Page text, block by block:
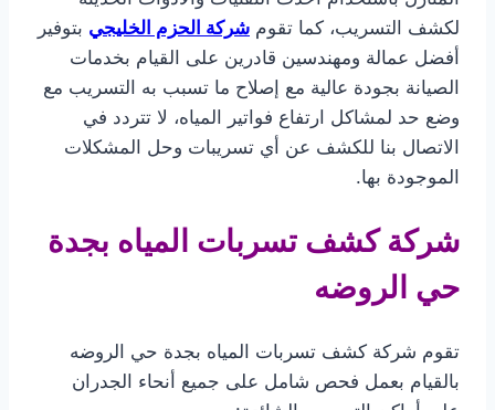
لكشف التسريب، كما تقوم شركة الحزم الخليجي بتوفير
أفضل عمالة ومهندسين قادرين على القيام بخدمات
الصيانة بجودة عالية مع إصلاح ما تسبب به التسريب مع
وضع حد لمشاكل ارتفاع فواتير المياه، لا تتردد في
الاتصال بنا للكشف عن أي تسريبات وحل المشكلات
الموجودة بها.
شركة كشف تسربات المياه بجدة
حي الروضه
تقوم شركة كشف تسربات المياه بجدة حي الروضه
بالقيام بعمل فحص شامل على جميع أنحاء الجدران